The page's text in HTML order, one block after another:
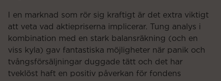
I en marknad som rör sig kraftigt är det extra viktigt
att veta vad aktiepriserna implicerar. Tung analys i
kombination med en stark balansräkning (och en
viss kyla) gav fantastiska möjligheter när panik och
tvångsförsäljningar duggade tätt och det har
tveklöst haft en positiv påverkan för fondens